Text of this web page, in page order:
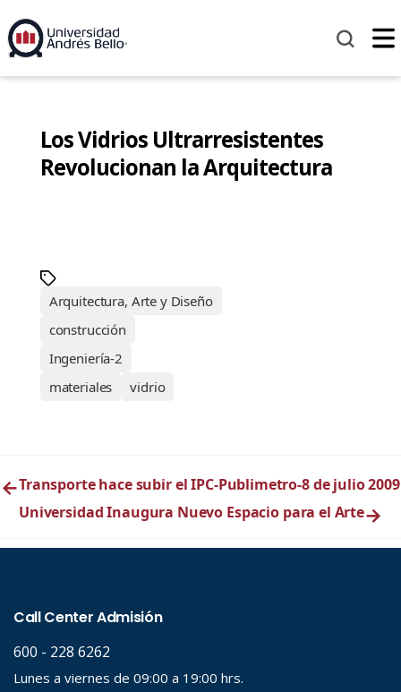
Los Vidrios Ultrarresistentes
Revolucionan la Arquitectura
Arquitectura, Arte y Diseño
construcción
Ingeniería-2
materiales
vidrio
←Transporte hace subir el IPC-Publimetro-8 de julio 2009
Universidad Inaugura Nuevo Espacio para el Arte→